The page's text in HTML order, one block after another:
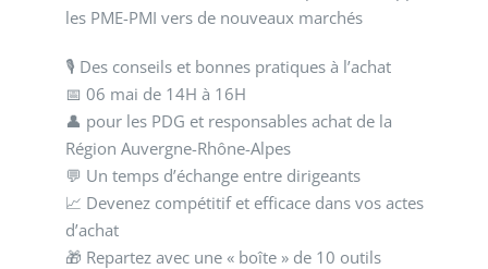
les PME-PMI vers de nouveaux marchés
🎙️ Des conseils et bonnes pratiques à l’achat
📅 06 mai de 14H à 16H
👤 pour les PDG et responsables achat de la
Région Auvergne-Rhône-Alpes
💬 Un temps d’échange entre dirigeants
📈 Devenez compétitif et efficace dans vos actes
d’achat
🎁 Repartez avec une « boîte » de 10 outils